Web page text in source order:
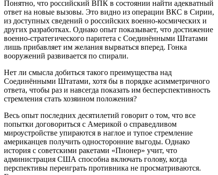
Понятно, что российский ВПК в состоянии найти адекватный
ответ на новые вызовы. Это видно из операции ВКС в Сирии,
из доступных сведений о российских военно-космических и
других разработках. Однако опыт показывает, что достижение
военно-стратегического паритета с Соединёнными Штатами
лишь прибавляет им желания вырваться вперед. Гонка
вооружений развивается по спирали.
Нет ли смысла добиться такого преимущества над
Соединёнными Штатами, хотя бы в порядке асимметричного
ответа, чтобы раз и навсегда показать им бесперспективность
стремления стать хозяином положения?
Весь опыт последних десятилетий говорит о том, что все
попытки договориться с Америкой о справедливом
мироустройстве упираются в наглое и тупое стремление
американцев получить односторонние выгоды. Однако
история с советскими ракетами «Пионер» учит, что
администрация США способна включать голову, когда
перспективы переиграть противника не просматриваются.